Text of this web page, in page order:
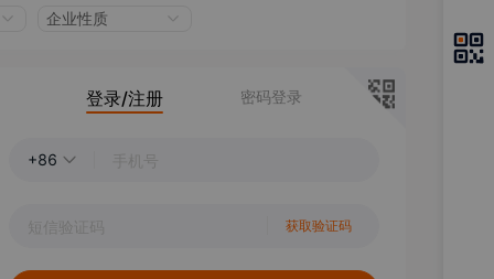
企业性质
登录/注册 密码登录
+86
获取验证码